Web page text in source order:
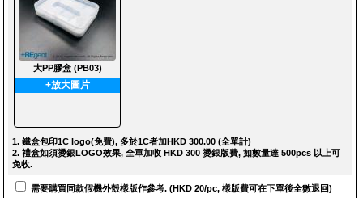
大PP膠盒 (PB03)
+放大圖片
1. 鐵盒包印1C logo(免費), 多於1C者加HKD 300.00 (全單計)
2. 禮盒如須燙銀LOGO效果, 全單加收 HKD 300 燙銀版費, 如數量達 500pcs 以上可
免收.
需要購買同款假機外殼樣版作參考. (HKD 20/pc, 樣版費可在下單後全數退回)